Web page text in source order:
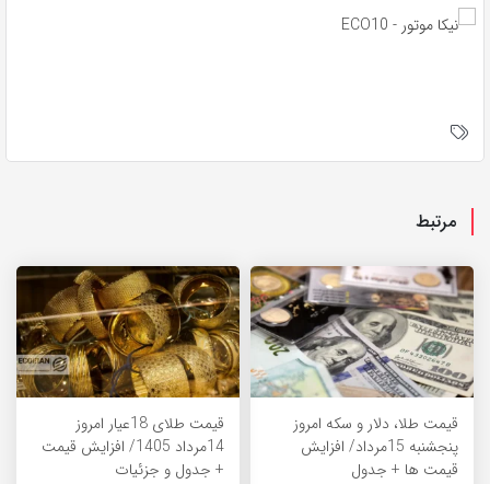
مرتبط
قیمت طلا، دلار و سکه امروز
پنجشنبه 15مرداد/ افزایش
قیمت ها + جدول
قیمت طلای 18عیار امروز
14مرداد 1405/ افزایش قیمت
+ جدول و جزئیات